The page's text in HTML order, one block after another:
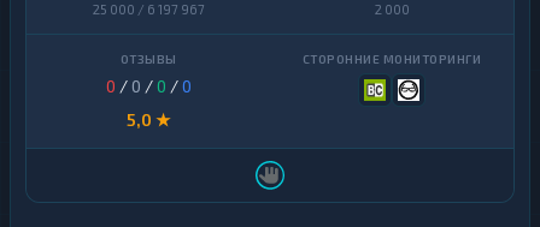
25 000 / 6 197 967 2 000
0 / 0 /0 /0
5,0 ★